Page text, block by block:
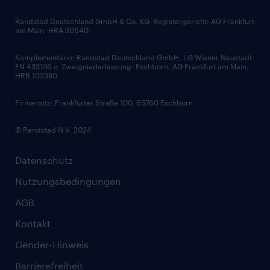
Zertifikate und Auszeichnungen
Bewerbungsratgeber
Soft Skills
Skills
Datenschutz
Nutzungsbedingungen
AGB
Kontakt
Gender-Hinweis
Barrierefreiheit
Randstad Deutschland GmbH & Co. KG, Registergericht: AG Frankfurt
am Main, HRA 30640
Komplementärin: Randstad Deutschland GmbH, LG Wiener Neustadt,
FN 433136 s, Zweigniederlassung: Eschborn, AG Frankfurt am Main,
HRB 102380
Firmensitz: Frankfurter Straße 100, 65760 Eschborn
© Randstad N.V. 2024